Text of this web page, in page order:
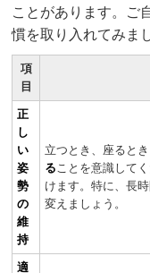
ことがあります。ご
慣を取り入れてみま
項
目
正
し
い
姿
勢
の
維
持
立つとき、座ると
る ことを意識して
けます。特に、長
変えましょう。
適